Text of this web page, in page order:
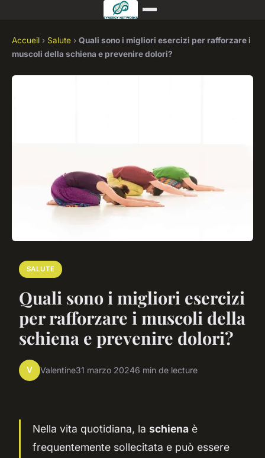
Accueil › Salute › Quali sono i migliori esercizi per rafforzare i
muscoli della schiena e prevenire dolori?
SALUTE
Quali sono i migliori esercizi
per rafforzare i muscoli della
schiena e prevenire dolori?
V Valentine31 marzo 20246 min de lecture
Nella vita quotidiana, la schiena è
frequentemente sollecitata e può essere